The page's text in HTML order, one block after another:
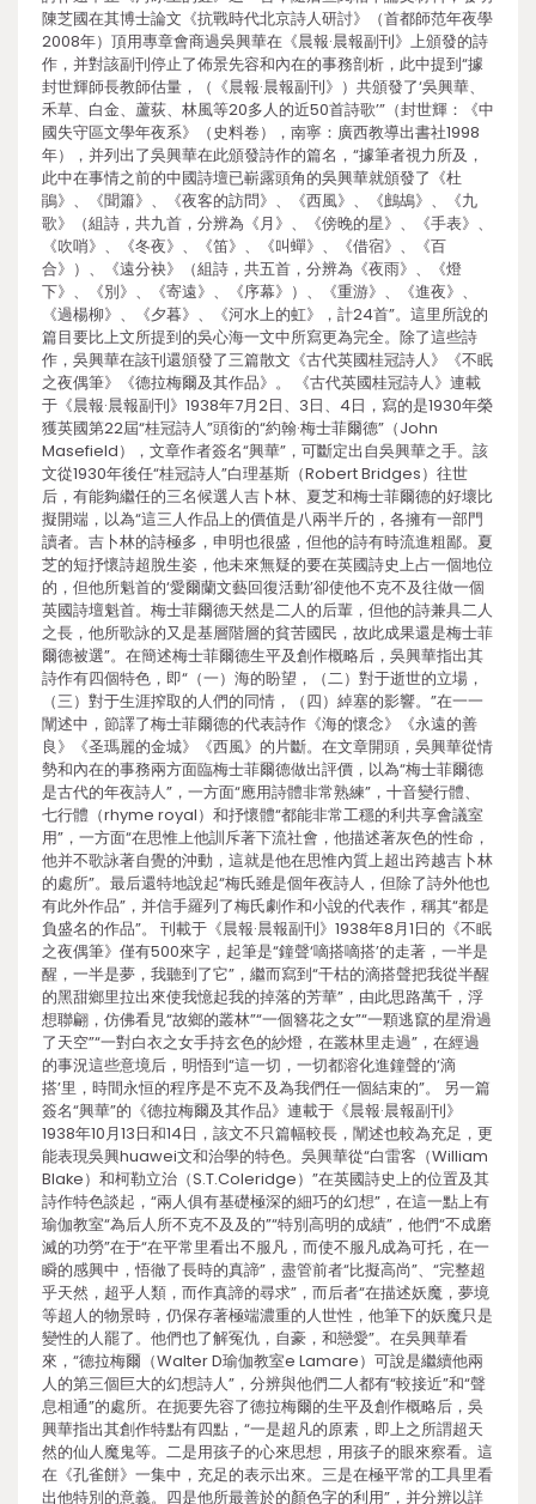
陳芝國在其博士論文《抗戰時代北京詩人研討》（首都師范年夜學
2008年）頂用專章會商過吳興華在《晨報·晨報副刊》上頒發的詩
作，并對該副刊停止了佈景先容和內在的事務剖析，此中提到“據
封世輝師長教師估量，（《晨報·晨報副刊》）共頒發了‘吳興華、
禾草、白金、蘆荻、林風等20多人的近50首詩歌’”（封世輝：《中
國失守區文學年夜系》（史料卷），南寧：廣西教導出書社1998
年），并列出了吳興華在此頒發詩作的篇名，“據筆者視力所及，
此中在事情之前的中國詩壇已嶄露頭角的吳興華就頒發了《杜
鵑》、《聞簫》、《夜客的訪問》、《西風》、《鷓鴣》、《九
歌》（組詩，共九首，分辨為《月》、《傍晚的星》、《手表》、
《吹哨》、《冬夜》、《笛》、《叫蟬》、《借宿》、《百
合》）、《遠分袂》（組詩，共五首，分辨為《夜雨》、《燈
下》、《別》、《寄遠》、《序幕》）、《重游》、《進夜》、
《過楊柳》、《夕暮》、《河水上的虹》，計24首”。這里所說的
篇目要比上文所提到的吳心海一文中所寫更為完全。除了這些詩
作，吳興華在該刊還頒發了三篇散文《古代英國桂冠詩人》《不眠
之夜偶筆》《德拉梅爾及其作品》。 《古代英國桂冠詩人》連載
于《晨報·晨報副刊》1938年7月2日、3日、4日，寫的是1930年榮
獲英國第22屆“桂冠詩人”頭銜的“約翰·梅士菲爾德”（John
Masefield），文章作者簽名“興華”，可斷定出自吳興華之手。該
文從1930年後任“桂冠詩人”白理基斯（Robert Bridges）往世
后，有能夠繼任的三名候選人吉卜林、夏芝和梅士菲爾德的好壞比
擬開端，以為“這三人作品上的價值是八兩半斤的，各擁有一部門
讀者。吉卜林的詩極多，申明也很盛，但他的詩有時流進粗鄙。夏
芝的短抒懷詩超脫生姿，他未來無疑的要在英國詩史上占一個地位
的，但他所魁首的‘愛爾蘭文藝回復活動’卻使他不克不及往做一個
英國詩壇魁首。梅士菲爾德天然是二人的后輩，但他的詩兼具二人
之長，他所歌詠的又是基層階層的貧苦國民，故此成果還是梅士菲
爾德被選”。在簡述梅士菲爾德生平及創作概略后，吳興華指出其
詩作有四個特色，即“（一）海的盼望，（二）對于逝世的立場，
（三）對于生涯搾取的人們的同情，（四）綽塞的影響。”在一一
闡述中，節譯了梅士菲爾德的代表詩作《海的懷念》《永遠的善
良》《圣瑪麗的金城》《西風》的片斷。在文章開頭，吳興華從情
勢和內在的事務兩方面臨梅士菲爾德做出評價，以為“梅士菲爾德
是古代的年夜詩人”，一方面“應用詩體非常熟練”，十音變行體、
七行體（rhyme royal）和抒懷體“都能非常工穩的利共享會議室
用”，一方面“在思惟上他訓斥著下流社會，他描述著灰色的性命，
他并不歌詠著自覺的沖動，這就是他在思惟內質上超出跨越吉卜林
的處所”。最后還特地說起“梅氏雖是個年夜詩人，但除了詩外他也
有此外作品”，并信手羅列了梅氏劇作和小說的代表作，稱其“都是
負盛名的作品”。 刊載于《晨報·晨報副刊》1938年8月1日的《不眠
之夜偶筆》僅有500來字，起筆是“鐘聲‘嘀搭嘀搭’的走著，一半是
醒，一半是夢，我聽到了它”，繼而寫到“干枯的滴搭聲把我從半醒
的黑甜鄉里拉出來使我憶起我的掉落的芳華”，由此思路萬千，浮
想聯翩，仿佛看見“故鄉的叢林”“一個簪花之女”“一顆逃竄的星滑過
了天空”“一對白衣之女手持玄色的紗燈，在叢林里走過”，在經過
的事況這些意境后，明悟到“這一切，一切都溶化進鐘聲的‘滴
搭’里，時間永恒的程序是不克不及為我們任一個結束的”。 另一篇
簽名“興華”的《德拉梅爾及其作品》連載于《晨報·晨報副刊》
1938年10月13日和14日，該文不只篇幅較長，闡述也較為充足，更
能表現吳興huawei文和治學的特色。吳興華從“白雷客（William
Blake）和柯勒立治（S.T.Coleridge）”在英國詩史上的位置及其
詩作特色談起，“兩人俱有基礎極深的細巧的幻想”，在這一點上有
瑜伽教室“為后人所不克不及及的”“特別高明的成績”，他們“不成磨
滅的功勞”在于“在平常里看出不服凡，而使不服凡成為可托，在一
瞬的感興中，悟徹了長時的真諦”，盡管前者“比擬高尚”、“完整超
乎天然，超乎人類，而作真諦的尋求”，而后者“在描述妖魔，夢境
等超人的物景時，仍保存著極端濃重的人世性，他筆下的妖魔只是
變性的人罷了。他們也了解冤仇，自豪，和戀愛”。在吳興華看
來，“德拉梅爾（Walter D瑜伽教室e Lamare）可說是繼續他兩
人的第三個巨大的幻想詩人”，分辨與他們二人都有“較接近”和“聲
息相通”的處所。在扼要先容了德拉梅爾的生平及創作概略后，吳
興華指出其創作特點有四點，“一是超凡的原素，即上之所謂超天
然的仙人魔鬼等。二是用孩子的心來思想，用孩子的眼來察看。這
在《孔雀餅》一集中，充足的表示出來。三是在極平常的工具里看
出他特別的意義。四是他所最善於的顏色字的利用”，并分辨以詳